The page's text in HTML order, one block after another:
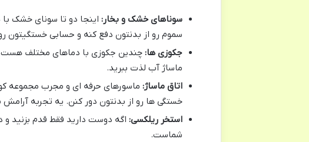
سوناهای خشک و بخار: اینجا دو تا سونای خشک
سموم رو از بدنتون دفع کنه و حسابی خستگیتون
جکوزی ها: چندین جکوزی با دماهای مختلف هست
ماساژ آب لذت ببرید.
اتاق ماساژ: ماسورهای حرفه ای و مجرب مجموعه
خستگی ها رو از بدنتون دور کنن. یه تجربه
استخر ریلکسی: اگه دوست دارید فقط قدم بزنید
شماست.